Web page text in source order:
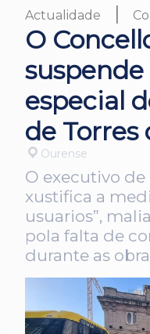
Actualidade |
O
suspende
especial
de Torres
Ourense
O executivo
xustifica a
usuarios”,
pola falta de
durante as